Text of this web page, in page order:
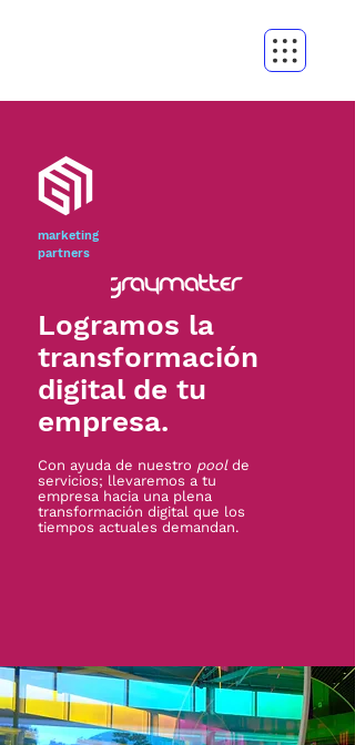
marketing
partners
Logramos la
transformación
digital de tu
empresa.
Con ayuda de nuestro poolde
servicios; llevaremos a tu
empresa hacia una plena
transformación digital que los
tiempos actuales demandan.